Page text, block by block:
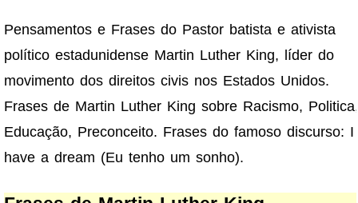
Pensamentos e Frases do Pastor batista e ativista
político estadunidense Martin Luther King, líder do
movimento dos direitos civis nos Estados Unidos.
Frases de Martin Luther King sobre Racismo, Politica,
Educação, Preconceito. Frases do famoso discurso: I
have a dream (Eu tenho um sonho).